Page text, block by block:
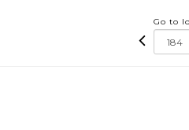
Go to